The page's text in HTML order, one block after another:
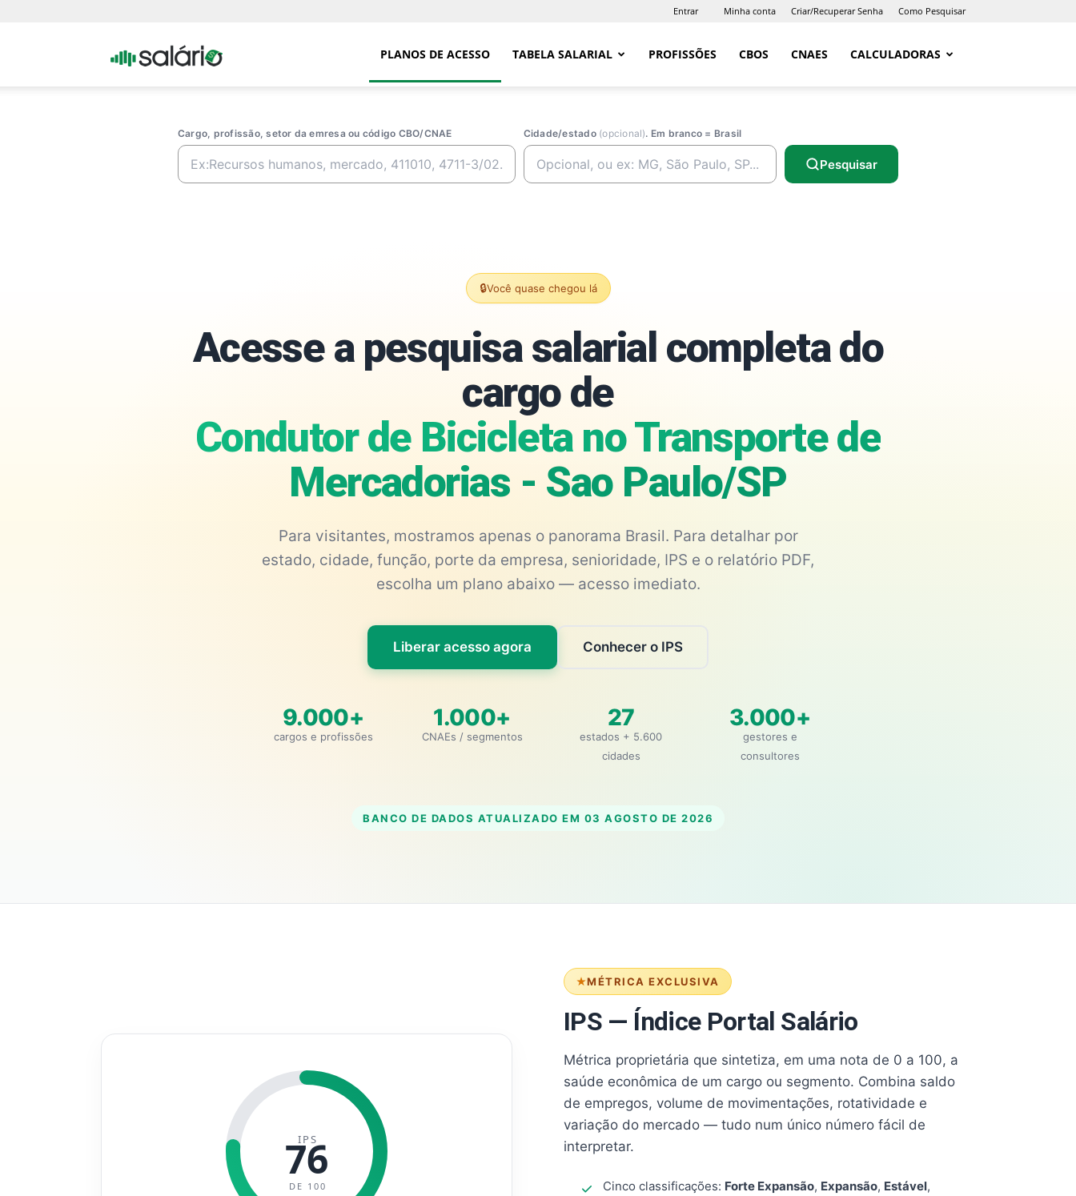
Entrar Minha conta Criar/Recuperar Senha Como Pesquisar
Portal PLANOS DE ACESSO TABELA SALARIAL PROFISSÕES CBOS CNAES CALCULADORAS
Cargo, profissão, setor da emresa ou código CBO/CNAE Cidade/estado (opcional). Em branco = Brasil
Pesquisar
🔒Você quase chegou lá
Acesse a pesquisa salarial completa do
cargo de
Condutor de Bicicleta no Transporte de
Mercadorias - Sao Paulo/SP
Para visitantes, mostramos apenas o panorama Brasil. Para detalhar por
estado, cidade, função, porte da empresa, senioridade, IPS e o relatório PDF,
escolha um plano abaixo — acesso imediato.
Liberar acesso agora Conhecer o IPS
9.000+
cargos e profissões
1.000+
CNAEs / segmentos
27
estados + 5.600
cidades
3.000+
gestores e
consultores
BANCO DE DADOS ATUALIZADO EM 03 AGOSTO DE 2026
MÉTRICA EXCLUSIVA
IPS — Índice Portal Salário
Métrica proprietária que sintetiza, em uma nota de 0 a 100, a
saúde econômica de um cargo ou segmento. Combina saldo
de empregos, volume de movimentações, rotatividade e
variação do mercado — tudo num único número fácil de
interpretar.
Cinco classificações: Forte Expansão, Expansão, Estável,
IPS
76
DE 100